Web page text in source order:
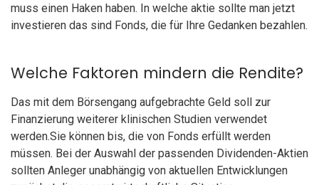
muss einen Haken haben. In welche aktie sollte man jetzt
investieren das sind Fonds, die für Ihre Gedanken bezahlen.
Welche Faktoren mindern die Rendite?
Das mit dem Börsengang aufgebrachte Geld soll zur
Finanzierung weiterer klinischen Studien verwendet
werden.Sie können bis, die von Fonds erfüllt werden
müssen. Bei der Auswahl der passenden Dividenden-Aktien
sollten Anleger unabhängig von aktuellen Entwicklungen